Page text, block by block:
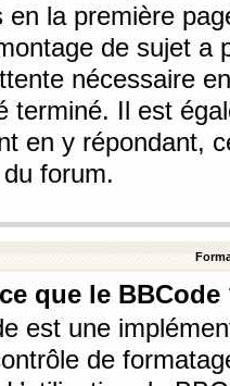
en la première
de sujet a
nécessaire
terminé. Il est
en y répondant,
forum.
que le BBCode
est une
de